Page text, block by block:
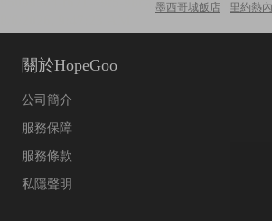
墨西哥城飯店
關於HopeGoo
公司簡介
服務保障
服務條款
私隱聲明